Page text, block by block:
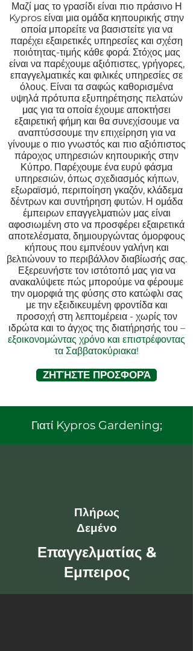
Μαζί μας το γρασίδι είναι πιο πράσινο Η
Kypros είναι μια ομάδα κηπουρικής στην
οποία μπορείτε να βασιστείτε για να
παρέχει εξαιρετικές υπηρεσίες και σχέση
ποιότητας-τιμής κάθε φορά. Στόχος μας
είναι να παρέχουμε αξιόπιστες, γρήγορες,
επαγγελματικές και φιλικές υπηρεσίες σε
όλους. Είναι τα σαφώς καθορισμένα
υψηλά πρότυπα εξυπηρέτησης πελατών
μας για τα οποία έχουμε αποκτήσει
εξαιρετική φήμη και θα συνεχίσουμε να
αναπτύσσουμε την επιχείρηση για να
γίνουμε ο πιο γνωστός και πιο αξιόπιστος
πάροχος υπηρεσιών κηπουρικής στην
Κύπρο. Παρέχουμε ένα ευρύ φάσμα
υπηρεσιών, όπως σχεδιασμός κήπων,
εξωραϊσμό, περιποίηση γκαζόν, κλάδεμα
δέντρων και συντήρηση φυτών. Η ομάδα
έμπειρων επαγγελματιών μας είναι
αφοσιωμένη στο να προσφέρει εξαιρετικά
αποτελέσματα, δημιουργώντας όμορφους
κήπους που εμπνέουν γαλήνη και
βελτιώνουν το περιβάλλον διαβίωσής σας.
Εξερευνήστε τον ιστότοπό μας για να
ανακαλύψετε πώς μπορούμε να φέρουμε
την ομορφιά της φύσης στο κατώφλι σας
με την εξειδικευμένη φροντίδα και
προσοχή στη λεπτομέρεια - χωρίς τον
ιδρώτα και το άγχος της διατήρησής του –
εξοικονομώντας χρόνο και επιστρέφοντας
τα Σαββατοκύριακα!
ΖΗΤΉΣΤΕ ΠΡΟΣΦΟΡΆ
Γιατί Kypros Gardening;
Πλήρως
Δεμένο
Επαγγελματίας &
Εμπειρος